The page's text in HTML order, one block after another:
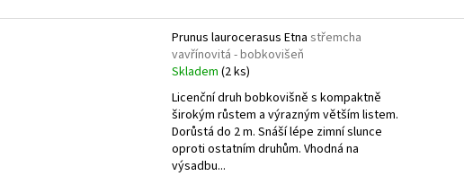
Prunus laurocerasus Etna střemcha
vavřínovitá - bobkovišeň
Skladem (2 ks)
Licenční druh bobkovišně s kompaktně
širokým růstem a výrazným větším listem.
Dorůstá do 2 m. Snáší lépe zimní slunce
oproti ostatním druhům. Vhodná na
výsadbu...